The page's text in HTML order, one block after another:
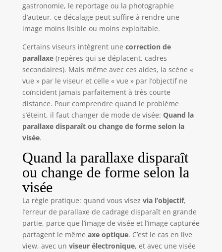
gastronomie, le reportage ou la photographie
d’auteur, ce décalage peut suffire à rendre une
image moins lisible ou moins exploitable.
Certains viseurs intègrent une correction de
parallaxe(repères qui se déplacent, cadres
secondaires). Mais même avec ces aides, la scène «
vue » par le viseur et celle « vue » par l’objectif ne
coïncident jamais parfaitement à très courte
distance. Pour comprendre quand le problème
s’éteint, il faut changer de mode de visée: Quand la
parallaxe disparaît ou change de forme selon la
visée.
Quand la parallaxe disparaît
ou change de forme selon la
visée
La règle pratique: quand vous visez via l’objectif,
l’erreur de parallaxe de cadrage disparaît en grande
partie, parce que l’image de visée et l’image capturée
partagent le même axe optique. C’est le cas en live
view, avec un viseur électronique, et avec une visée